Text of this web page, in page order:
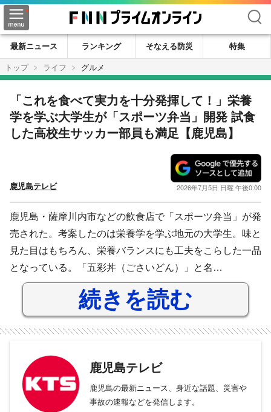
検索
最新ニュース ランキング そなえる防災
特集
トップ
ライフ グルメ
「これを食べて実力を十分発揮して！」栄養
学を学ぶ大学生が「スポーツ弁当」開発 試食
した高校生サッカー部員も満足【鹿児島】
鹿児島テレビ 2026年7月5日 日曜 午後0:00
鹿児島・薩摩川内市などの飲食店で「スポーツ弁当」が発
売された。考案したのは栄養学を学ぶ地元の大学生。味と
見た目はもちろん、栄養バランスにも工夫をこらした一品
となっている。「五彩丼（ごさいどん）」と名…
続きを読む
鹿児島テレビ
鹿児島の最新ニュース、身近な話題、災害や
事故の速報などを発信します。